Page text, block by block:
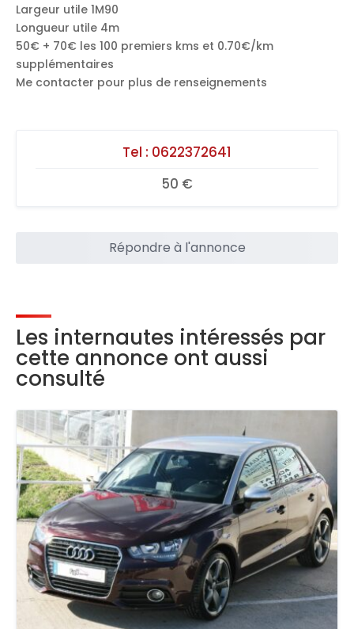
Largeur utile 1M90
Longueur utile 4m
50€ + 70€ les 100 premiers kms et 0.70€/km
supplémentaires
Me contacter pour plus de renseignements
Tel : 0622372641
50 €
Répondre à l'annonce
Les internautes intéressés par
cette annonce ont aussi
consulté